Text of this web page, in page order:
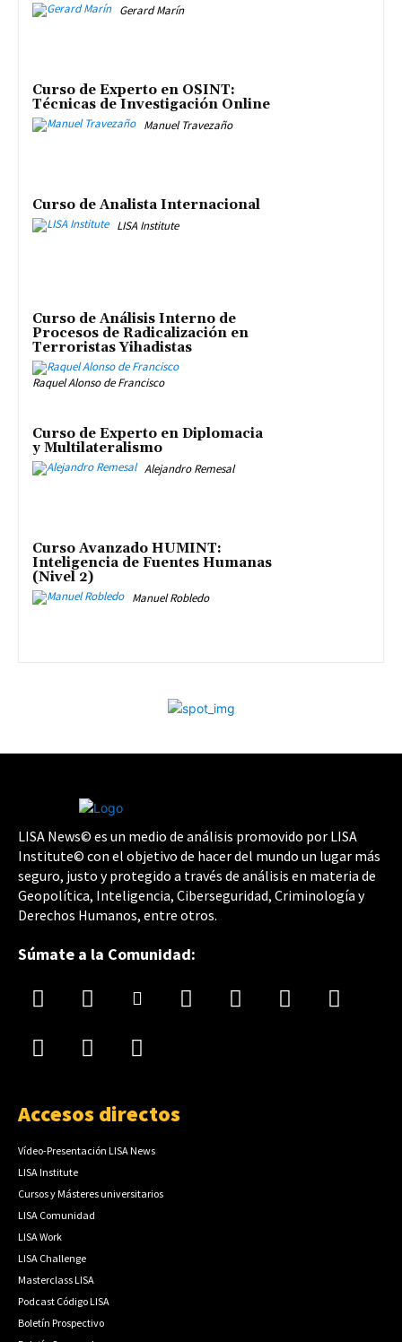
Gerard Marín
Curso de Experto en OSINT:
Técnicas de Investigación Online
Manuel Travezaño
Curso de Analista Internacional
LISA Institute
Curso de Análisis Interno de
Procesos de Radicalización en
Terroristas Yihadistas
Raquel Alonso de Francisco
Curso de Experto en Diplomacia
y Multilateralismo
Alejandro Remesal
Curso Avanzado HUMINT:
Inteligencia de Fuentes Humanas
(Nivel 2)
Manuel Robledo
LISA News© es un medio de análisis promovido por LISA
Institute© con el objetivo de hacer del mundo un lugar más
seguro, justo y protegido a través de análisis en materia de
Geopolítica, Inteligencia, Ciberseguridad, Criminología y
Derechos Humanos, entre otros.
Súmate a la Comunidad:
Accesos directos
Vídeo-Presentación LISA News
LISA Institute
Cursos y Másteres universitarios
LISA Comunidad
LISA Work
LISA Challenge
Masterclass LISA
Podcast Código LISA
Boletín Prospectivo